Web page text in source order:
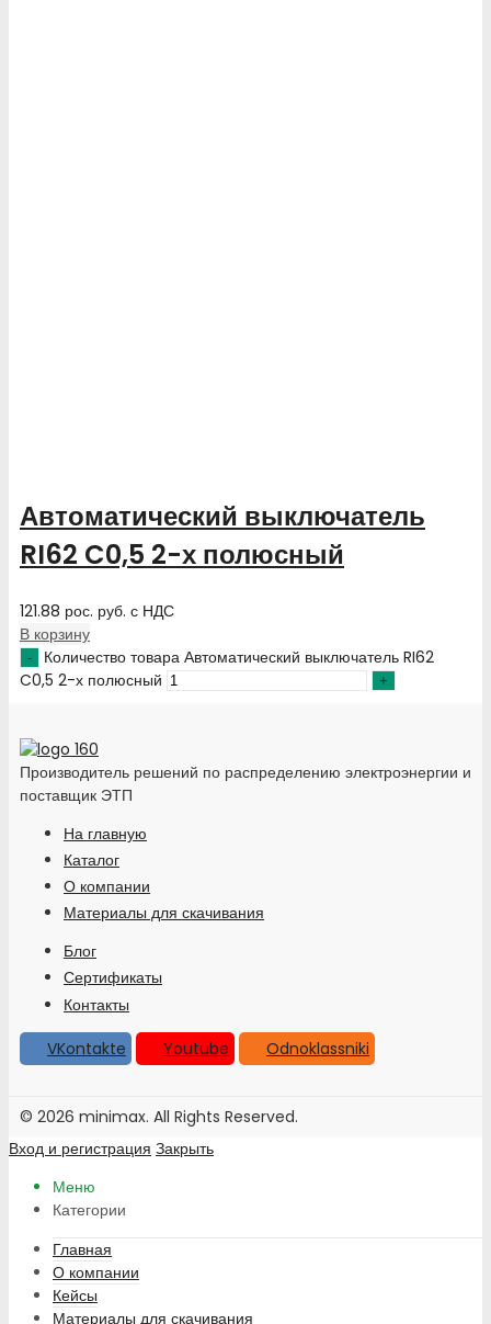
Автоматический выключатель
RI62 C0,5 2-х полюсный
121.88 рос. руб. с НДС
В корзину
Количество товара Автоматический выключатель RI62
C0,5 2-х полюсный
Производитель решений по распределению электроэнергии и
поставщик ЭТП
На главную
Каталог
О компании
Материалы для скачивания
Блог
Сертификаты
Контакты
VKontakte
Youtube Odnoklassniki
© 2026 minimax. All Rights Reserved.
Вход и регистрация Закрыть
Меню
Категории
Главная
О компании
Кейсы
Материалы для скачивания